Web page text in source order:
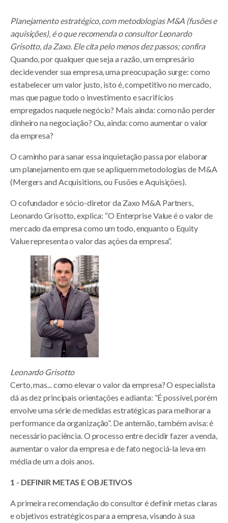
Planejamento estratégico, com metodologias M&A (fusões e
aquisições), é o que recomenda o consultor Leonardo
Grisotto, da Zaxo. Ele cita pelo menos dez passos; confira
Quando, por qualquer que seja a razão, um empresário
decide vender sua empresa, uma preocupação surge: como
estabelecer um valor justo, isto é, competitivo no mercado,
mas que pague todo o investimento e sacrifícios
empregados naquele negócio? Mais ainda: como não perder
dinheiro na negociação? Ou, ainda: como aumentar o valor
da empresa?
O caminho para sanar essa inquietação passa por elaborar
um planejamento em que se apliquem metodologias de M&A
(Mergers and Acquisitions, ou Fusões e Aquisições).
O cofundador e sócio-diretor da Zaxo M&A Partners,
Leonardo Grisotto, explica: “O Enterprise Value é o valor de
mercado da empresa como um todo, enquanto o Equity
Value representa o valor das ações da empresa”.
Leonardo Grisotto
Certo, mas... como elevar o valor da empresa? O especialista
dá as dez principais orientações e adianta: “É possível, porém
envolve uma série de medidas estratégicas para melhorar a
performance da organização”. De antemão, também avisa: é
necessário paciência. O processo entre decidir fazer a venda,
aumentar o valor da empresa e de fato negociá-la leva em
média de um a dois anos.
1 - DEFINIR METAS E OBJETIVOS
A primeira recomendação do consultor é definir metas claras
e objetivos estratégicos para a empresa, visando à sua